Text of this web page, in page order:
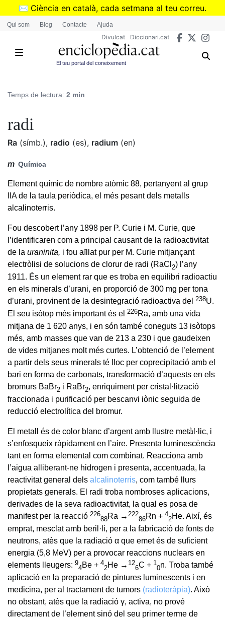
Vés
✉️ Ciència en català, cada setmana al teu correu.
➜Subscriu-te al butlletí de Divulcat
Qui som Blog Contacte Ajuda
Divulcat Diccionari.cat
El teu portal del coneixement
Temps de lectura: 2 min
radi
Ra (símb.), radio (es), radium (en)
m Química
Element químic de nombre atòmic 88, pertanyent al grup
IIA de la taula periòdica, el més pesant dels metalls
alcalinoterris.
Fou descobert l’any 1898 per P. Curie i M. Curie, que
l’identificaren com a principal causant de la radioactivitat
de la uraninita, i fou aïllat pur per M. Curie mitjançant
electròlisi de solucions de clorur de radi (RaCl 2) l’any
1911. És un element rar que es troba en equilibri radioactiu
en els minerals d’urani, en proporció de 300 mg per tona
d’urani, provinent de la desintegració radioactiva del 238U.
El seu isòtop més important és el 226Ra, amb una vida
mitjana de 1 620 anys, i en són també coneguts 13 isòtops
més, amb masses que van de 213 a 230 i que gaudeixen
de vides mitjanes molt més curtes. L’obtenció de l’element
a partir dels seus minerals té lloc per coprecipitació amb el
bari en forma de carbonats, transformació d’aquests en els
bromurs BaBr2 i RaBr2, enriquiment per cristal·lització
fraccionada i purificació per bescanvi iònic seguida de
reducció electrolítica del bromur.
El metall és de color blanc d’argent amb llustre metàl·lic, i
s’enfosqueix ràpidament en l’aire. Presenta luminescència
tant en forma elemental com combinat. Reacciona amb
l’aigua alliberant-ne hidrogen i presenta, accentuada, la
reactivitat general dels alcalinoterris, com també llurs
propietats generals. El radi troba nombroses aplicacions,
derivades de la seva radioactivitat, la qual es posa de
manifest per la reacció 226
88Ra → 222
86Rn + 4
2He. Així, és
emprat, mesclat amb beril·li, per a la fabricació de fonts de
neutrons, atès que la radiació α que emet és de suficient
energia (5,8 MeV) per a provocar reaccions nuclears en
elements lleugers: 9
4Be + 4
2He → 1 2
6C + 1
0n. Troba també
aplicació en la preparació de pintures luminescents i en
medicina, per al tractament de tumors (radioteràpia). Això
no obstant, atès que la radiació γ, activa, no prové
directament de l’element sinó del seu primer terme de